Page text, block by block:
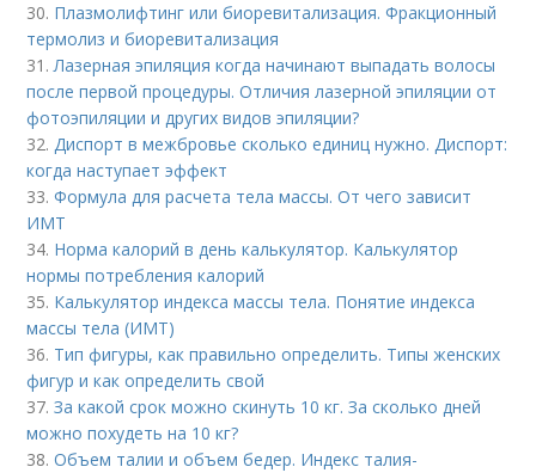
30. Плазмолифтинг или биоревитализация. Фракционный
термолиз и биоревитализация
31.Лазерная эпиляция когда начинают выпадать волосы
после первой процедуры. Отличия лазерной эпиляции от
фотоэпиляции и других видов эпиляции?
32.Диспорт в межбровье сколько единиц нужно. Диспорт:
когда наступает эффект
33.Формула для расчета тела массы. От чего зависит
ИМТ
34. Норма калорий в день калькулятор. Калькулятор
нормы потребления калорий
35. Калькулятор индекса массы тела. Понятие индекса
массы тела (ИМТ)
36. Тип фигуры, как правильно определить. Типы женских
фигур и как определить свой
37.За какой срок можно скинуть 10 кг. За сколько дней
можно похудеть на 10 кг?
38.Объем талии и объем бедер. Индекс талия-